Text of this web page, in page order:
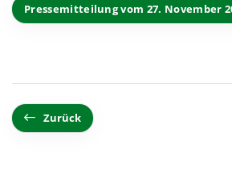
Pressemitteilung vom 27. November
Zurück